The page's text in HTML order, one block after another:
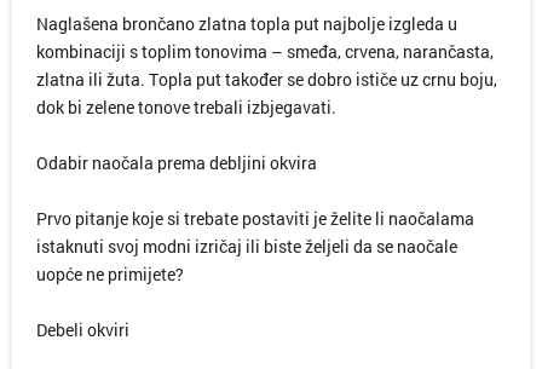
Naglašena brončano zlatna topla put najbolje izgleda u
kombinaciji s toplim tonovima – smeđa, crvena, narančasta,
zlatna ili žuta. Topla put također se dobro ističe uz crnu boju,
dok bi zelene tonove trebali izbjegavati.
Odabir naočala prema debljini okvira
Prvo pitanje koje si trebate postaviti je želite li naočalama
istaknuti svoj modni izričaj ili biste željeli da se naočale
uopće ne primijete?
Debeli okviri